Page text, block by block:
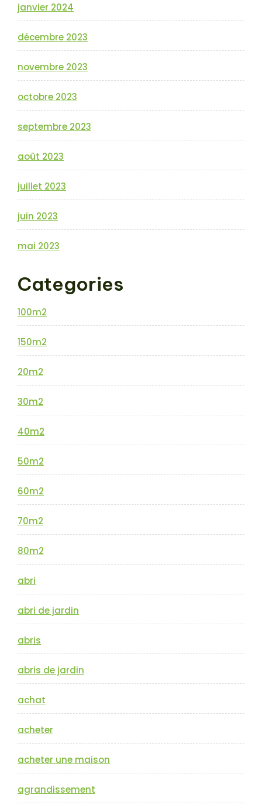
janvier 2024
décembre 2023
novembre 2023
octobre 2023
septembre 2023
août 2023
juillet 2023
juin 2023
mai 2023
Categories
100m2
150m2
20m2
30m2
40m2
50m2
60m2
70m2
80m2
abri
abri de jardin
abris
abris de jardin
achat
acheter
acheter une maison
agrandissement